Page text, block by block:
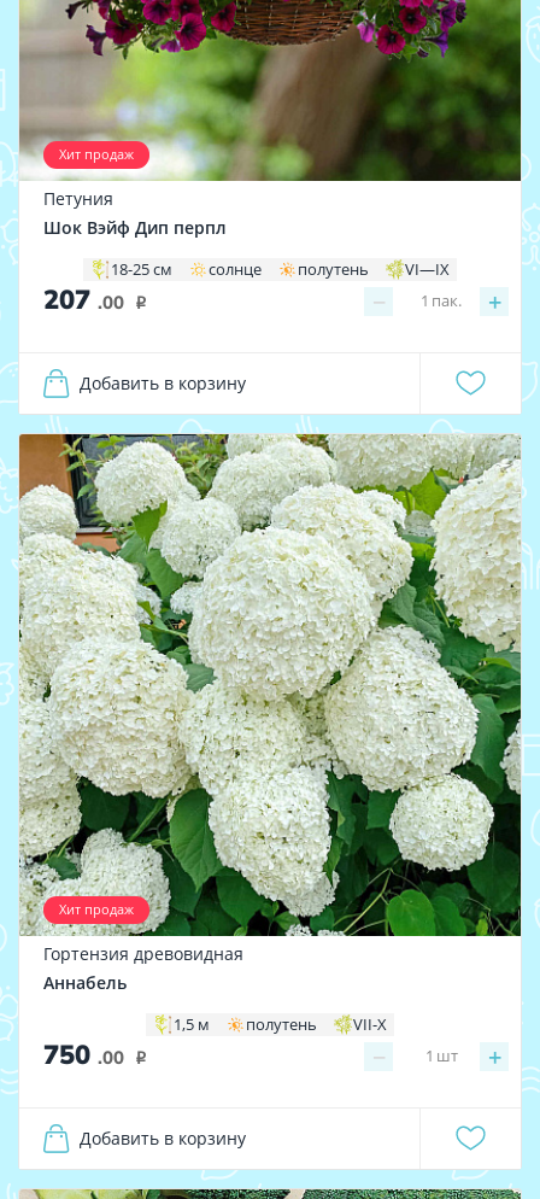
Хит продаж
Петуния
Шок Вэйф Дип перпл
18-25 см солнце полутень VI—IX
207 .00 i − +
1 пак.
Добавить в корзину
Хит продаж
Гортензия древовидная
Аннабель
1,5 м полутень VII-X
750 .00 i − +
1 шт
Добавить в корзину